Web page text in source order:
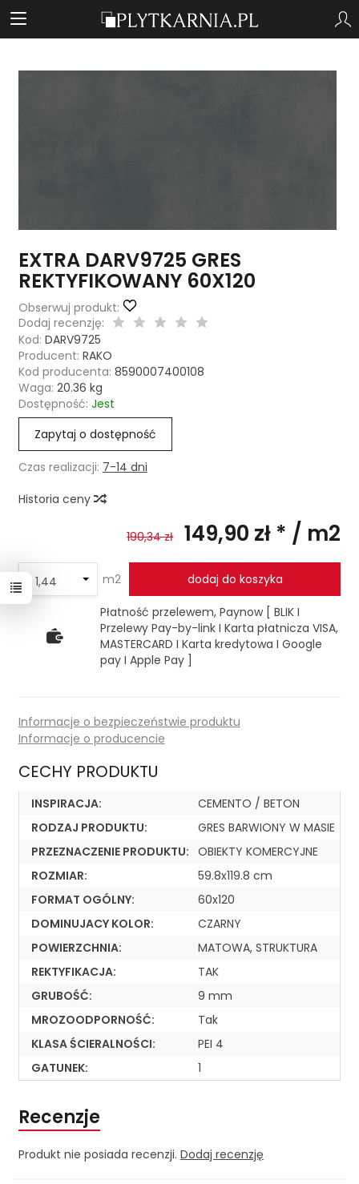
EXTRA DARV9725 GRES
REKTYFIKOWANY 60X120
Obserwuj produkt:
Dodaj recenzję:
Kod: DARV9725
Producent: RAKO
Kod producenta: 8590007400108
Waga: 20.36 kg
Dostępność: Jest
Zapytaj o dostępność
Czas realizacji: 7-14 dni
Historia ceny
190,34 zł 149,90 zł * / m2
m2 dodaj do koszyka
Płatność przelewem, Paynow [ BLIK I
Przelewy Pay-by-link I Karta płatnicza VISA,
MASTERCARD I Karta kredytowa I Google
pay I Apple Pay ]
Informacje o bezpieczeństwie produktu
Informacje o producencie
CECHY PRODUKTU
INSPIRACJA:
CEMENTO / BETON
RODZAJ PRODUKTU:
GRES BARWIONY W MASIE
PRZEZNACZENIE PRODUKTU: OBIEKTY KOMERCYJNE
ROZMIAR:
59.8x119.8 cm
FORMAT OGÓLNY:
60x120
DOMINUJACY KOLOR:
CZARNY
POWIERZCHNIA:
MATOWA, STRUKTURA
REKTYFIKACJA:
TAK
GRUBOŚĆ:
9 mm
MROZOODPORNOŚĆ:
Tak
KLASA ŚCIERALNOŚCI:
PEI 4
GATUNEK:
1
Recenzje
Produkt nie posiada recenzji. Dodaj recenzję